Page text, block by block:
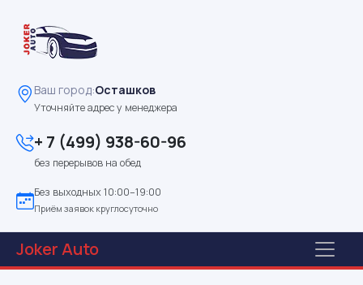
Ваш город:Осташков
Уточняйте адрес у менеджера
+ 7 (499) 938-60-96
без перерывов на обед
Без выходных 10:00–19:00
Приём заявок круглосуточно
JokerAuto